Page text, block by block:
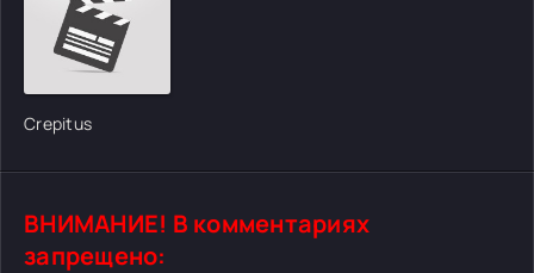
Crepitus
ВНИМАНИЕ! В комментариях
запрещено: